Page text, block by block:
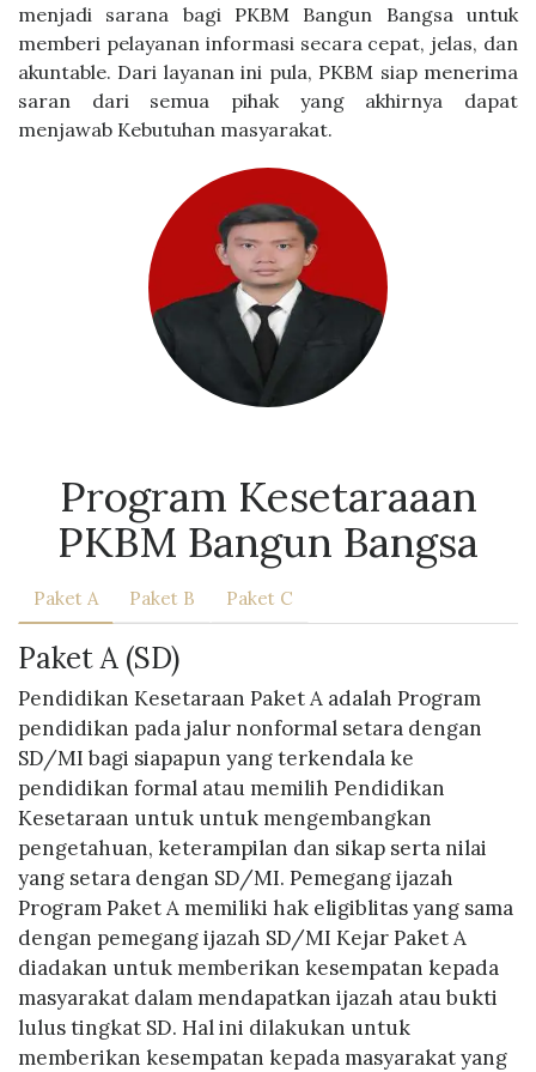
menjadi sarana bagi PKBM Bangun Bangsa untuk
memberi pelayanan informasi secara cepat, jelas, dan
akuntable. Dari layanan ini pula, PKBM siap menerima
saran dari semua pihak yang akhirnya dapat
menjawab Kebutuhan masyarakat.
Program Kesetaraaan
PKBM Bangun Bangsa
Paket A Paket B Paket C
Paket A (SD)
Pendidikan Kesetaraan Paket A adalah Program
pendidikan pada jalur nonformal setara dengan
SD/MI bagi siapapun yang terkendala ke
pendidikan formal atau memilih Pendidikan
Kesetaraan untuk untuk mengembangkan
pengetahuan, keterampilan dan sikap serta nilai
yang setara dengan SD/MI. Pemegang ijazah
Program Paket A memiliki hak eligiblitas yang sama
dengan pemegang ijazah SD/MI Kejar Paket A
diadakan untuk memberikan kesempatan kepada
masyarakat dalam mendapatkan ijazah atau bukti
lulus tingkat SD. Hal ini dilakukan untuk
memberikan kesempatan kepada masyarakat yang